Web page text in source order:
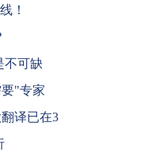
！
不可缺
"专家
译已在3